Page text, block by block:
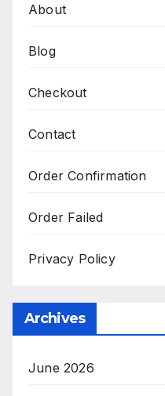
About
Blog
Checkout
Contact
Order Confirmation
Order Failed
Privacy Policy
Archives
June 2026